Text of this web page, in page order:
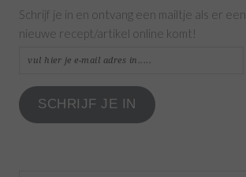
Schrijf je in en ontvang een mailtje als er een
nieuwe recept/artikel online komt!
vul
je
e-
SCHRIJF JE IN